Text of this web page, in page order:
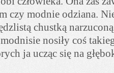
czy modnie odziana.
chustką
nosiły coś
ja ucząc się na